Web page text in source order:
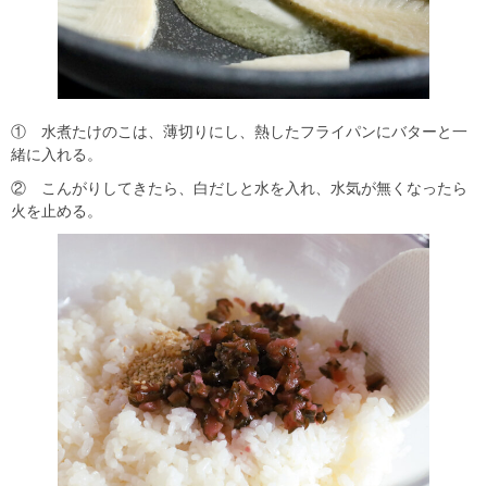
① 水煮たけのこは、薄切りにし、熱したフライパンにバターと一
緒に入れる。
② こんがりしてきたら、白だしと水を入れ、水気が無くなったら
火を止める。